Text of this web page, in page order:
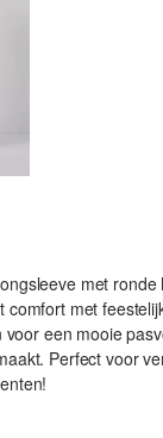
met
comfort met
een mooie
Perfect voor